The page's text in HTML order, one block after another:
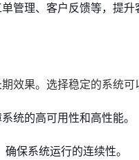
管理、客户反馈等，提升
效果。选择稳定的系统
统的高可用性和高性能。
保系统运行的连续性。